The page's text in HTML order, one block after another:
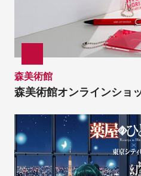
森美術館
森美術館オンラインショ